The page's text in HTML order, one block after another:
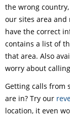
the wrong
our sites area and
have the correct
contains a list of
that area. Also
worry about
Getting calls from
are in? Try our
location, it even